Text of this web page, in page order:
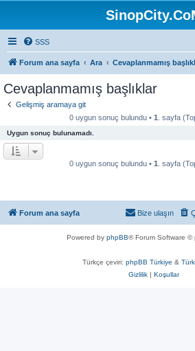
SSS
Forum ana sayfa Ara Cevaplanmamış
Cevaplanmamış başlıklar
Gelişmiş aramaya git
0 uygun sonuç bulundu • 1 . sayfa
Uygun sonuç bulunamadı.
0 uygun sonuç bulundu • 1 . sayfa
Forum ana sayfa Bize ulaşın
Powered by phpBB® Forum Software ©
Türkçe çeviri: phpBB Türkiye &
Gizlilik | Koşullar